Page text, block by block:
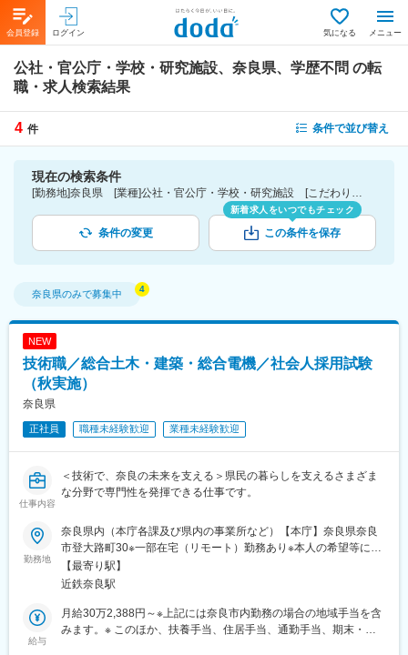
会員登録 ログイン 気になる メニュー
公社・官公庁・学校・研究施設、奈良県、学歴不問 の転
職・求人検索結果
4 件 条件で並び替え
現在の検索条件
[勤務地]奈良県 [業種]公社・官公庁・学校・研究施設 [こだわり条件ピックアップ]学歴不問 [詳細条件](募集・採用情報)学歴不問
条件の変更
新着求人をいつでもチェック
この条件を保存
奈良県のみで募集中
NEW
技術職／総合土木・建築・総合電機／社会人採用試験
（秋実施）
奈良県
正社員 職種未経験歓迎 業種未経験歓迎
仕事内容
＜技術で、奈良の未来を支える＞県民の暮らしを支えるさまざま
な分野で専門性を発揮できる仕事です。
勤務地
奈良県内（本庁各課及び県内の事業所など）【本庁】奈良県奈良
市登大路町30※一部在宅（リモート）勤務あり※本人の希望等に応
じて県外勤務の可能性あり※大阪、京都からも通いやすい！
【最寄り駅】
近鉄奈良駅
給与
月給30万2,388円～※上記には奈良市内勤務の場合の地域手当を含
みます。※ このほか、扶養手当、住居手当、通勤手当、期末・勤